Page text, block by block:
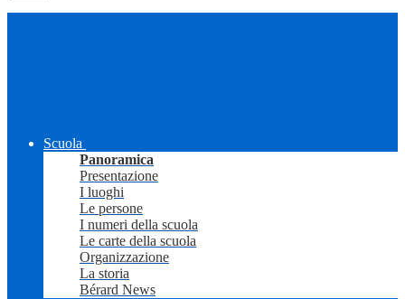
Scuola
Panoramica
Presentazione
I luoghi
Le persone
I numeri della scuola
Le carte della scuola
Organizzazione
La storia
Bérard News